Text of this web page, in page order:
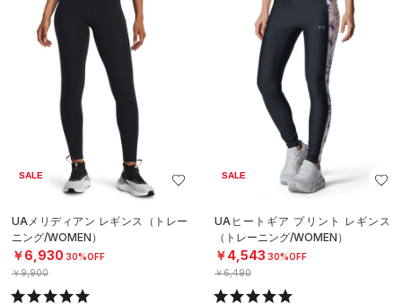
SALE
UAメリディアン レギンス（トレー
ニング/WOMEN）
￥6,930 30%OFF
￥9,900
SALE
UAヒートギア プリント レギンス
（トレーニング/WOMEN）
￥4,543 30%OFF
￥6,490